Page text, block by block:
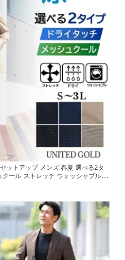
ットアップ メンズ 春夏 選べる2タ
ール ストレッチ ウォッシャブル イ
ルスーツ 上下セット オフィスカジ
でクーポン値引き 対象商品】